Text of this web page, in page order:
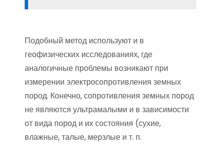
Подобный метод используют и в
геофизических исследованиях, где
аналогичные проблемы возникают при
измерении электросопротивления земных
пород. Конечно, сопротивления земных пород
не являются ультрамалыми и в зависимости
от вида пород и их состояния (сухие,
влажные, талые, мерзлые и т. п.